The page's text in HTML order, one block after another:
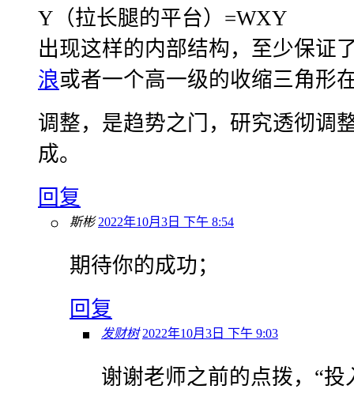
Y（拉长腿的平台）=WXY
出现这样的内部结构，至少保证
浪或者一个高一级的收缩三角形
调整，是趋势之门，研究透彻调
成。
回复
斯彬 2022年10月3日 下午 8:54
期待你的成功；
回复
发财树 2022年10月3日 下午 9:03
谢谢老师之前的点拨，“